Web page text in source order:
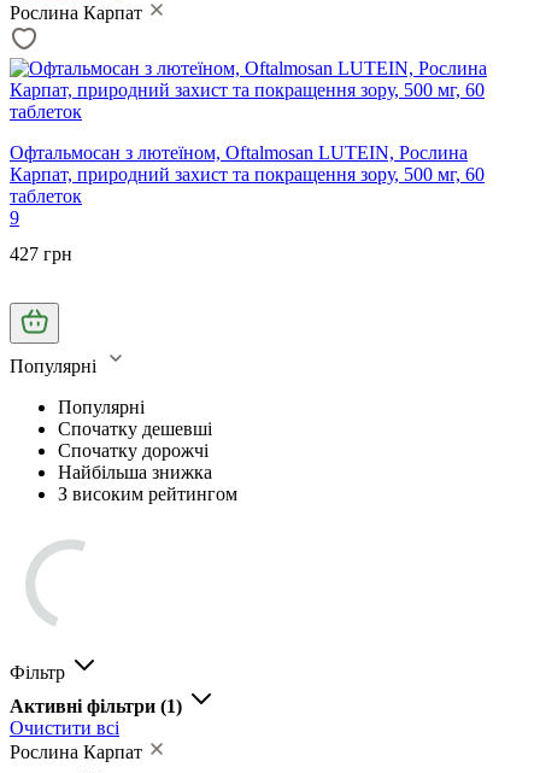
Рослина Карпат
Офтальмосан з лютеїном, Oftalmosan LUTEIN, Рослина
Карпат, природний захист та покращення зору, 500 мг, 60
таблеток
9
427 грн
Популярні
Популярні
Спочатку дешевші
Спочатку дорожчі
Найбільша знижка
З високим рейтингом
Фільтр
Активні фільтри (1)
Очистити всі
Рослина Карпат